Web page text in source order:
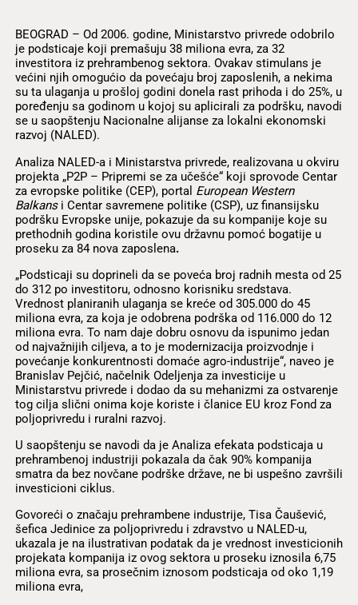
BEOGRAD – Od 2006. godine, Ministarstvo privrede odobrilo
je podsticaje koji premašuju 38 miliona evra, za 32
investitora iz prehrambenog sektora. Ovakav stimulans je
većini njih omogućio da povećaju broj zaposlenih, a nekima
su ta ulaganja u prošloj godini donela rast prihoda i do 25%, u
poređenju sa godinom u kojoj su aplicirali za podršku, navodi
se u saopštenju Nacionalne alijanse za lokalni ekonomski
razvoj (NALED).
Analiza NALED-a i Ministarstva privrede, realizovana u okviru
projekta „P2P – Pripremi se za učešće“ koji sprovode Centar
za evropske politike (CEP), portal European Western
Balkans i Centar savremene politike (CSP), uz finansijsku
podršku Evropske unije, pokazuje da su kompanije koje su
prethodnih godina koristile ovu državnu pomoć bogatije u
proseku za 84 nova zaposlena.
„Podsticaji su doprineli da se poveća broj radnih mesta od 25
do 312 po investitoru, odnosno korisniku sredstava.
Vrednost planiranih ulaganja se kreće od 305.000 do 45
miliona evra, za koja je odobrena podrška od 116.000 do 12
miliona evra. To nam daje dobru osnovu da ispunimo jedan
od najvažnijih ciljeva, a to je modernizacija proizvodnje i
povećanje konkurentnosti domaće agro-industrije“, naveo je
Branislav Pejčić, načelnik Odeljenja za investicije u
Ministarstvu privrede i dodao da su mehanizmi za ostvarenje
tog cilja slični onima koje koriste i članice EU kroz Fond za
poljoprivredu i ruralni razvoj.
U saopštenju se navodi da je Analiza efekata podsticaja u
prehrambenoj industriji pokazala da čak 90% kompanija
smatra da bez novčane podrške države, ne bi uspešno završili
investicioni ciklus.
Govoreći o značaju prehrambene industrije, Tisa Čaušević,
šefica Jedinice za poljoprivredu i zdravstvo u NALED-u,
ukazala je na ilustrativan podatak da je vrednost investicionih
projekata kompanija iz ovog sektora u proseku iznosila 6,75
miliona evra, sa prosečnim iznosom podsticaja od oko 1,19
miliona evra,